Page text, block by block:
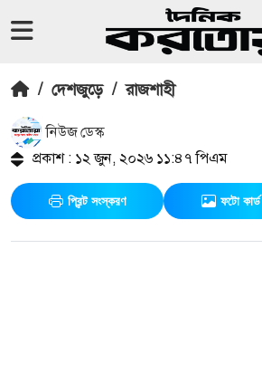
/ দেশজুড়ে / রাজশাহী
নিউজ ডেস্ক
প্রকাশ : ১২ জুন, ২০২৬ ১১:৪৭ পিএম
প্রিন্ট সংস্করণ ফটো কার্ড